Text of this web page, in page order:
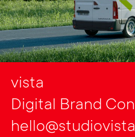
vista
Digital Brand